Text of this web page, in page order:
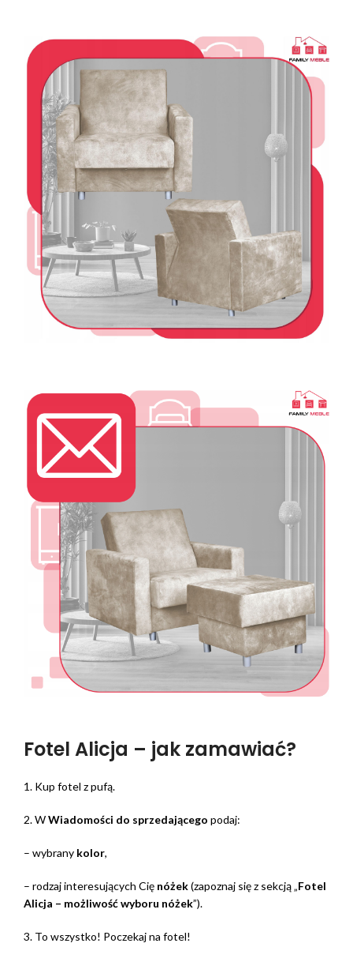
Fotel Alicja – jak zamawiać?
1. Kup fotel z pufą.
2. WWiadomości do sprzedającego podaj:
– wybrany kolor,
– rodzaj interesujących Cię nóżek(zapoznaj się z sekcją „Fotel
Alicja – możliwość wyboru nóżek”).
3. To wszystko! Poczekaj na fotel!